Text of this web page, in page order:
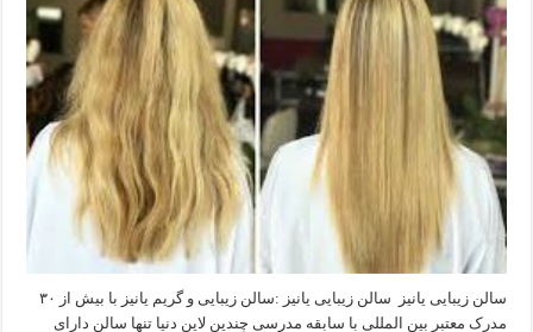
سالن زیبایی یانیز سالن زیبایی یانیز :سالن زیبایی و گریم یانیز با بیش از ۳۰
مدرک معتبر بین المللی با سابقه مدرسی چندین لاین دنیا تنها سالن دارای